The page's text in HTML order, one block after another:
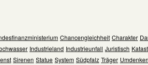
Chancengleichheit Charakter
Industrieland Industrieunfall Juristisch
Sirenen Statue System Südpfalz Träger Umdenken